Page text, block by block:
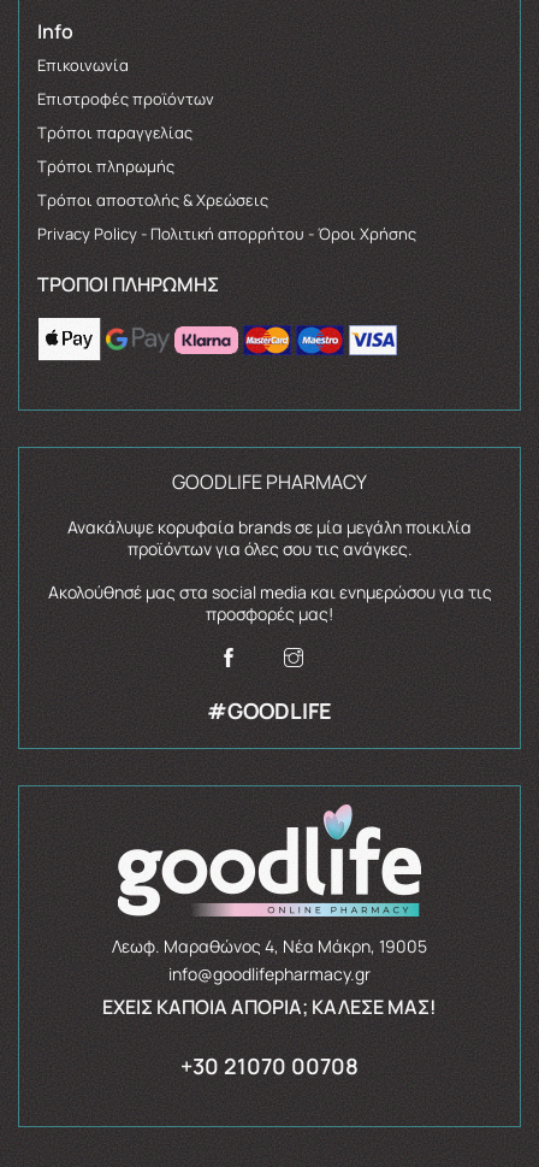
Info
Επικοινωνία
Επιστροφές προϊόντων
Τρόποι παραγγελίας
Τρόποι πληρωμής
Τρόποι αποστολής & Χρεώσεις
Privacy Policy - Πολιτική απορρήτου - Όροι Χρήσης
ΤΡΌΠΟΙ ΠΛΗΡΩΜΉΣ
GOODLIFE PHARMACY
Ανακάλυψε κορυφαία brands σε μία μεγάλη ποικιλία
προϊόντων για όλες σου τις ανάγκες.
Ακολούθησέ μας στα social media και ενημερώσου για τις
προσφορές μας!
#GOODLIFE
Λεωφ. Μαραθώνος 4, Νέα Μάκρη, 19005
info@goodlifepharmacy.gr
ΈΧΕΙΣ ΚΆΠΟΙΑ ΑΠΟΡΊΑ; ΚΆΛΕΣΈ ΜΑΣ!
+30 21070 00708